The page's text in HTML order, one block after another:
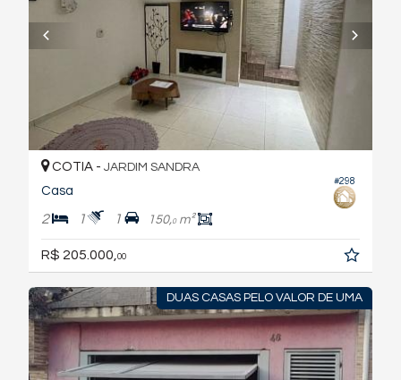
#298
COTIA - JARDIM SANDRA
Casa
2 1 1 150,0m²
R$ 205.000,00
DUAS CASAS PELO VALOR DE UMA